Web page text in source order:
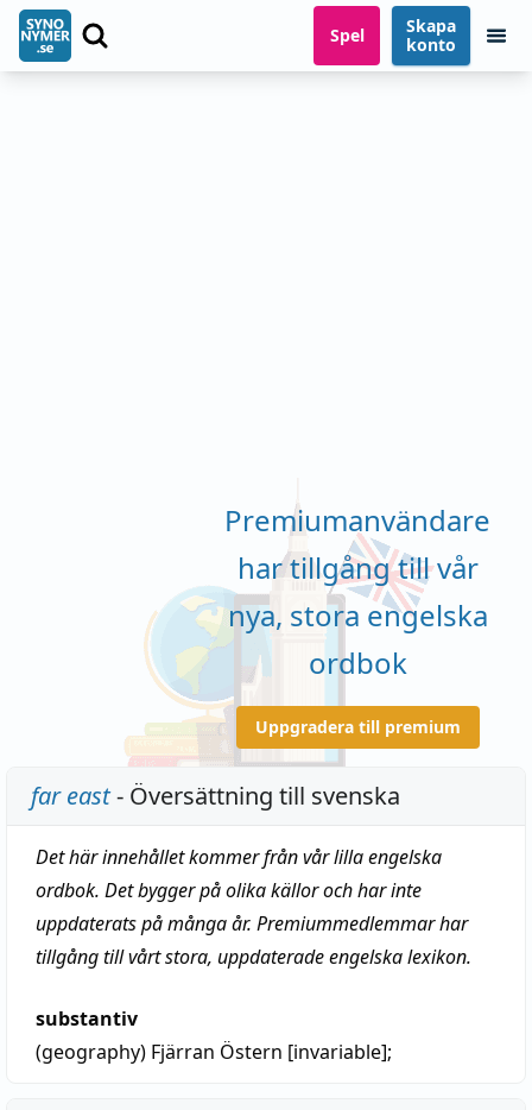
Spel
Skapa
konto
Premiumanvändare
har tillgång till vår
nya, stora engelska
ordbok
Uppgradera till premium
far east- Översättning till svenska
Det här innehållet kommer från vår lilla engelska
ordbok. Det bygger på olika källor och har inte
uppdaterats på många år. Premiummedlemmar har
tillgång till vårt stora, uppdaterade engelska lexikon.
substantiv
(geography) Fjärran Östern [invariable];